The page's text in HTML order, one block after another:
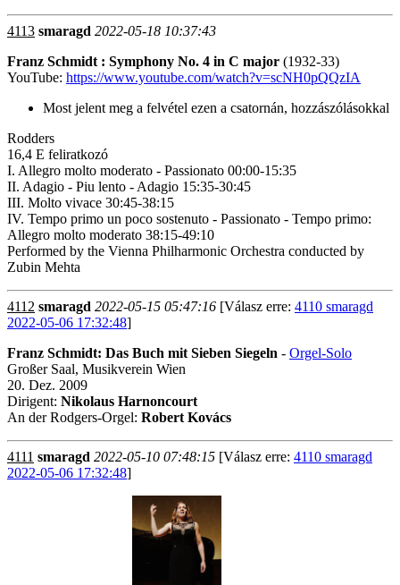
4113 smaragd 2022-05-18 10:37:43
Franz Schmidt : Symphony No. 4 in C major (1932-33)
YouTube: https://www.youtube.com/watch?v=scNH0pQQzIA
Most jelent meg a felvétel ezen a csatornán, hozzászólásokkal
Rodders
16,4 E feliratkozó
I. Allegro molto moderato - Passionato 00:00-15:35
II. Adagio - Piu lento - Adagio 15:35-30:45
III. Molto vivace 30:45-38:15
IV. Tempo primo un poco sostenuto - Passionato - Tempo primo:
Allegro molto moderato 38:15-49:10
Performed by the Vienna Philharmonic Orchestra conducted by
Zubin Mehta
4112 smaragd 2022-05-15 05:47:16 [Válasz erre: 4110 smaragd
2022-05-06 17:32:48]
Franz Schmidt: Das Buch mit Sieben Siegeln - Orgel-Solo
Großer Saal, Musikverein Wien
20. Dez. 2009
Dirigent: Nikolaus Harnoncourt
An der Rodgers-Orgel: Robert Kovács
4111 smaragd 2022-05-10 07:48:15 [Válasz erre: 4110 smaragd
2022-05-06 17:32:48]